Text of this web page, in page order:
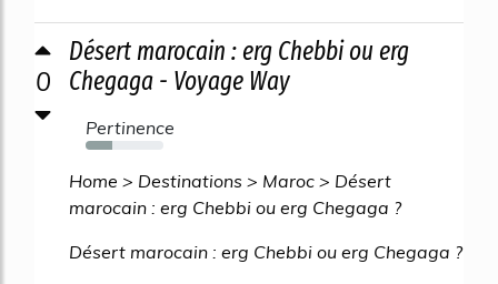
0
Désert marocain : erg Chebbi ou erg
Chegaga - Voyage Way
Pertinence
34%
Home > Destinations > Maroc > Désert
marocain : erg Chebbi ou erg Chegaga ?
Désert marocain : erg Chebbi ou erg Chegaga ?